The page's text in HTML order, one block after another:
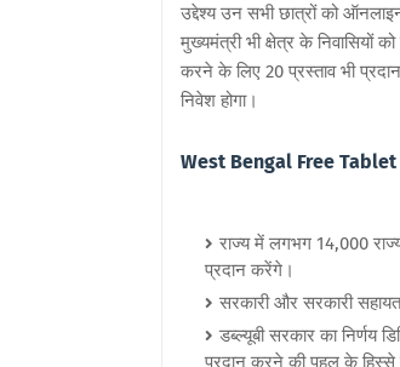
उद्देश्य उन सभी छात्रों को
मुख्यमंत्री भी क्षेत्र के निवासियों
करने के लिए 20 प्रस्ताव भी
निवेश होगा।
West Bengal Free Tablet
राज्य में लगभग 14,000
प्रदान करेंगे।
सरकारी और सरकारी
डब्ल्यूबी सरकार का
प्रदान करने की पहल के